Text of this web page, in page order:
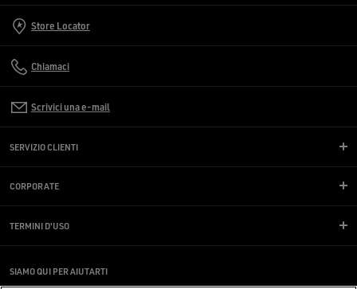
Store Locator
Chiamaci
Scrivici una e-mail
SERVIZIO CLIENTI
CORPORATE
TERMINI D'USO
SIAMO QUI PER AIUTARTI